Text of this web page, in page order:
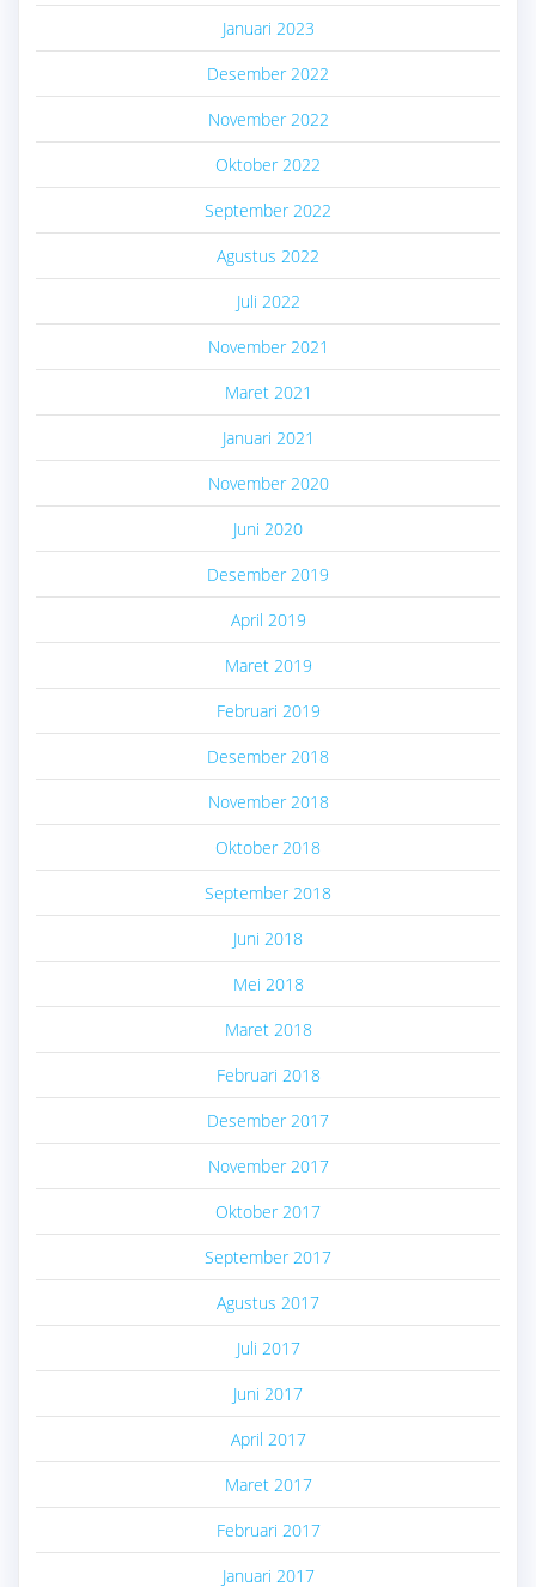
Januari 2023
Desember 2022
November 2022
Oktober 2022
September 2022
Agustus 2022
Juli 2022
November 2021
Maret 2021
Januari 2021
November 2020
Juni 2020
Desember 2019
April 2019
Maret 2019
Februari 2019
Desember 2018
November 2018
Oktober 2018
September 2018
Juni 2018
Mei 2018
Maret 2018
Februari 2018
Desember 2017
November 2017
Oktober 2017
September 2017
Agustus 2017
Juli 2017
Juni 2017
April 2017
Maret 2017
Februari 2017
Januari 2017